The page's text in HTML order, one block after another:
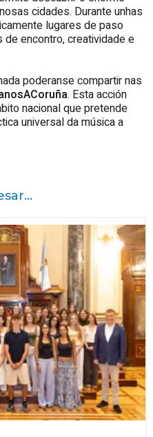
cidades. Durante unhas
lugares de paso
encontro, creatividade e
poderanse compartir nas
. Esta acción
nacional que pretende
universal da música a